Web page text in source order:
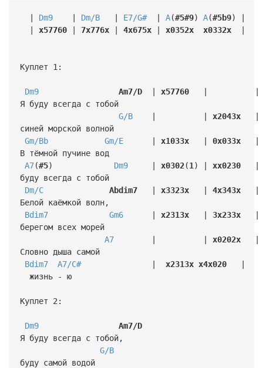
| Dm9| Dm/B| E7/G#| A(#5#9) A(#5b9) |
| x57760| 7x776x| 4x675x| x0352x x0332x|
Куплет 1:
Dm9 Am7/D| x57760| |
Я буду всегда с тобой
G/B| | x2043x|
синей морской волной
Gm/Bb
Gm/E| x1033x| 0x033x|
В тёмной пучине вод
A7(#5) Dm9| x0302(1 ) | xx0230|
буду всегда с тобой
Dm/C
Abdim7| x3323x| 4x343x|
Белой каёмкой волн,
Bdim7
Gm6| x2313x| 3x233x|
берегом всех морей
A7| | x0202x|
Словно дыша самой
Bdim7
A7/C#| x2313x x4x020|
жизнь - ю
Куплет 2:
Dm9
Am7/D
Я буду всегда с тобой,
G/B
буду самой водой